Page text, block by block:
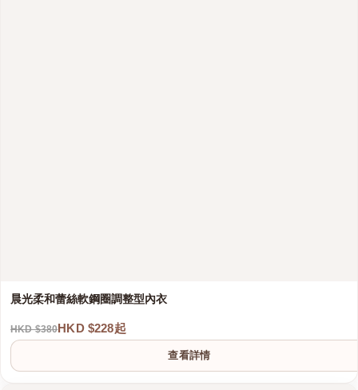
晨光柔和蕾絲軟鋼圈調整型內衣
HKD $380HKD $228起
查看詳情